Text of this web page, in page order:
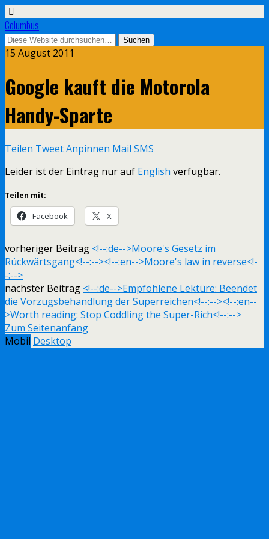
Columbus
15 August 2011
Google kauft die Motorola
Handy-Sparte
Teilen TweetAnpinnen Mail SMS
Leider ist der Eintrag nur auf English verfügbar.
Teilen mit:
Facebook X
vorheriger Beitrag <!--:de-->Moore's Gesetz im
Rückwärtsgang<!--:--><!--:en-->Moore's law in reverse<!-
-:-->
nächster Beitrag <!--:de-->Empfohlene Lektüre: Beendet
die Vorzugsbehandlung der Superreichen<!--:--><!--:en--
>Worth reading: Stop Coddling the Super-Rich<!--:-->
Zum Seitenanfang
Mobil Desktop